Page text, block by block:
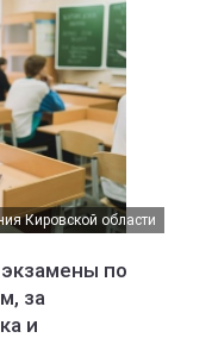
Кировской области
по
за
и